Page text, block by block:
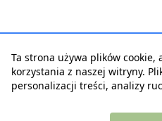
Ta strona używa plików cookie,
korzystania z naszej witryny.
personalizacji treści, analizy